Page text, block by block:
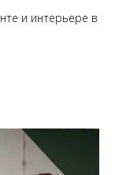
и интерьере в